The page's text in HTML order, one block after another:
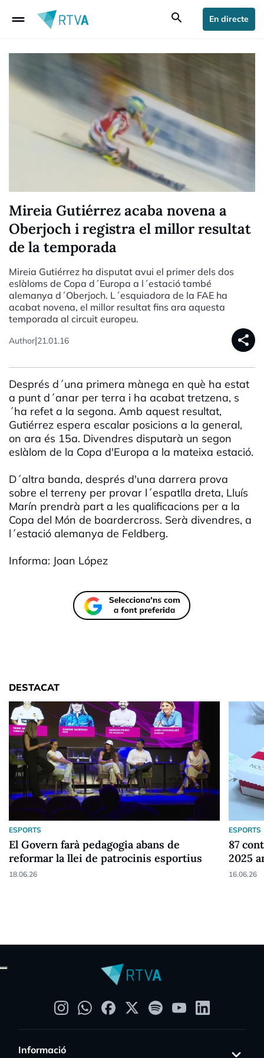
drag_handle search En directe
Mireia Gutiérrez acaba novena a
Oberjoch i registra el millor resultat
de la temporada
Mireia Gutiérrez ha disputat avui el primer dels dos
eslàloms de Copa d´Europa a l´estació també
alemanya d´Oberjoch. L´esquiadora de la FAE ha
acabat novena, el millor resultat fins ara aquesta
temporada al circuit europeu.
Author|21.01.16 share
Després d´una primera mànega en què ha estat
a punt d´anar per terra i ha acabat tretzena, s
´ha refet a la segona. Amb aquest resultat,
Gutiérrez espera escalar posicions a la general,
on ara és 15a. Divendres disputarà un segon
eslàlom de la Copa d'Europa a la mateixa estació.
D´altra banda, després d'una darrera prova
sobre el terreny per provar l´espatlla dreta, Lluís
Marín prendrà part a les qualificacions per a la
Copa del Món de boardercross. Serà divendres, a
l´estació alemanya de Feldberg.
Informa: Joan López
DESTACAT
ESPORTS
El Govern farà pedagogia abans de
reformar la llei de patrocinis esportius
18.06.26
ESPORTS
87
2025
16.06.26
Informació